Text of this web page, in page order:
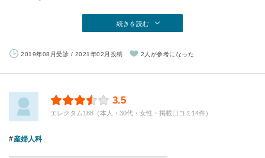
続きを読む
2019年08月受診 / 2021年02月投稿 2人が参考になった
3.5
エレクタム188（本人・30代・女性・掲載口コミ14件）
産婦人科